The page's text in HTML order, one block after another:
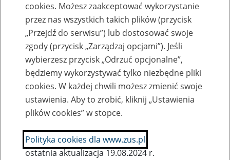
Baza zlikwidowanych lub
przekształconych zakładów pracy
Nazwa zakładu pracy:
SZUKAJ
cookies. Możesz zaakceptować wykorzystanie
przez nas wszystkich takich plików (przycisk
„Przejdź do serwisu”) lub dostosować swoje
zgody (przycisk „Zarządzaj opcjami”). Jeśli
wybierzesz przycisk „Odrzuć opcjonalne”,
będziemy wykorzystywać tylko niezbędne pliki
cookies. W każdej chwili możesz zmienić swoje
ustawienia. Aby to zrobić, kliknij „Ustawienia
plików cookies” w stopce.
Polityka cookies dla www.zus.pl
ostatnia aktualizacja 19.08.2024 r.